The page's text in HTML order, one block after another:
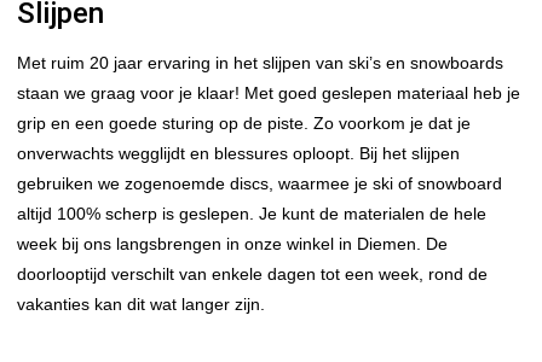
Slijpen
Met ruim 20 jaar ervaring in het slijpen van ski’s en snowboards
staan we graag voor je klaar! Met goed geslepen materiaal heb je
grip en een goede sturing op de piste. Zo voorkom je dat je
onverwachts wegglijdt en blessures oploopt. Bij het slijpen
gebruiken we zogenoemde discs, waarmee je ski of snowboard
altijd 100% scherp is geslepen. Je kunt de materialen de hele
week bij ons langsbrengen in onze winkel in Diemen.
De
doorlooptijd verschilt van enkele dagen tot een week, rond de
vakanties kan dit wat langer zijn.